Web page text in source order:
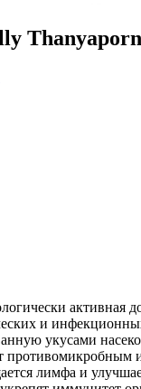
активная
и
укусами
лимфа и